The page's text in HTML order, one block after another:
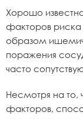
Хорошо
факторов риска
образом
поражения
часто
Несмотря на то,
факторов,